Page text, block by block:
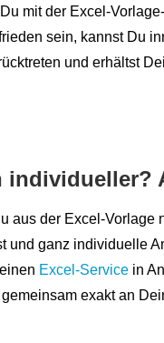
mit der Excel-
sein, kannst Du
und erhältst
individueller?
aus der Excel-Vorlage
und ganz individuelle
Excel-Service in
exakt an